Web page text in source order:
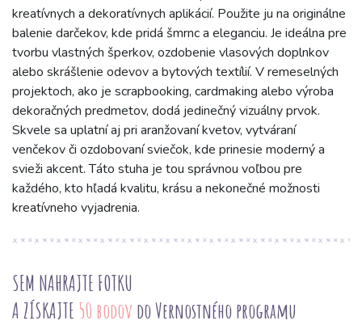
kreatívnych a dekoratívnych aplikácií. Použite ju na originálne
balenie darčekov, kde pridá šmrnc a eleganciu. Je ideálna pre
tvorbu vlastných šperkov, ozdobenie vlasových doplnkov
alebo skrášlenie odevov a bytových textílií. V remeselných
projektoch, ako je scrapbooking, cardmaking alebo výroba
dekoračných predmetov, dodá jedinečný vizuálny prvok.
Skvele sa uplatní aj pri aranžovaní kvetov, vytváraní
venčekov či ozdobovaní sviečok, kde prinesie moderný a
svieži akcent. Táto stuha je tou správnou voľbou pre
každého, kto hľadá kvalitu, krásu a nekonečné možnosti
kreatívneho vyjadrenia.
SEM NAHRAJTE FOTKU
A ZÍSKAJTE 50 bodov do Vernostného programu